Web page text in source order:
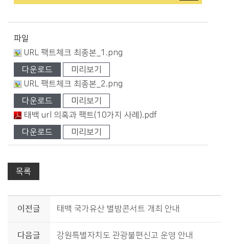
파일
URL 팩트체크 최종본_1.png
다운로드
미리보기
URL 팩트체크 최종본_2.png
다운로드
미리보기
태백 url 의혹과 팩트(10가지 사례).pdf
다운로드
미리보기
목록
이전글 태백 국가유산 별밤콘서트 개최 안내
다음글 강원특별자치도 관광불편신고 운영 안내